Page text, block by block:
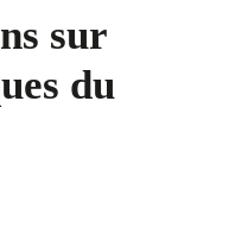
sur
du